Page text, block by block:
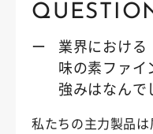
ー
業界における
味の素ファイ
強みはなんで
私たちの主力製品